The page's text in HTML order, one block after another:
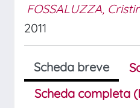
FOSSALUZZA,
2011
Scheda breve
Scheda completa